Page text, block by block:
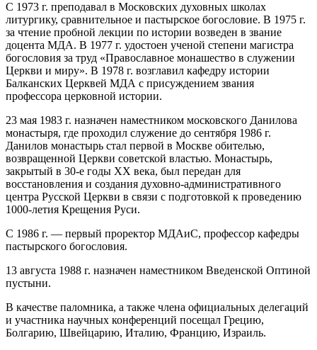
С 1973 г. преподавал в Московских духовных школах
литургику, сравнительное и пастырское богословие. В 1975 г.
за чтение пробной лекции по истории возведен в звание
доцента МДА. В 1977 г. удостоен ученой степени магистра
богословия за труд «Православное монашество в служении
Церкви и миру». В 1978 г. возглавил кафедру истории
Балканских Церквей МДА с присуждением звания
профессора церковной истории.
23 мая 1983 г. назначен наместником московского Данилова
монастыря, где проходил служение до сентября 1986 г.
Данилов монастырь стал первой в Москве обителью,
возвращенной Церкви советской властью. Монастырь,
закрытый в 30-е годы XX века, был передан для
восстановления и создания духовно-административного
центра Русской Церкви в связи с подготовкой к проведению
1000-летия Крещения Руси.
С 1986 г. — первый проректор МДАиС, профессор кафедры
пастырского богословия.
13 августа 1988 г. назначен наместником Введенской Оптиной
пустыни.
В качестве паломника, а также члена официальных делегаций
и участника научных конференций посещал Грецию,
Болгарию, Швейцарию, Италию, Францию, Израиль.